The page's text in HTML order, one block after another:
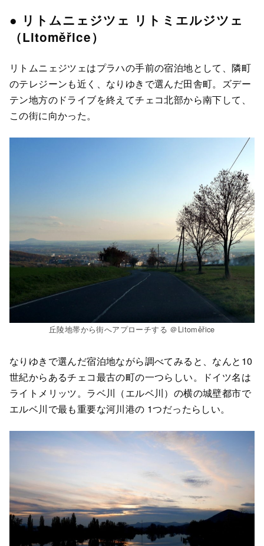
● リトムニェジツェ リトミエルジツェ
（Litoměřice）
リトムニェジツェはプラハの手前の宿泊地として、隣町
のテレジーンも近く、なりゆきで選んだ田舎町。ズデー
テン地方のドライブを終えてチェコ北部から南下して、
この街に向かった。
丘陵地帯から街へアプローチする ＠Litoměřice
なりゆきで選んだ宿泊地ながら調べてみると、なんと10
世紀からあるチェコ最古の町の一つらしい。ドイツ名は
ライトメリッツ。ラベ川（エルベ川）の横の城壁都市で
エルベ川で最も重要な河川港の 1つだったらしい。